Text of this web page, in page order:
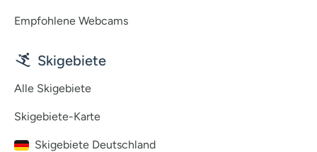
Empfohlene Webcams
Skigebiete
Alle Skigebiete
Skigebiete-Karte
Skigebiete Deutschland